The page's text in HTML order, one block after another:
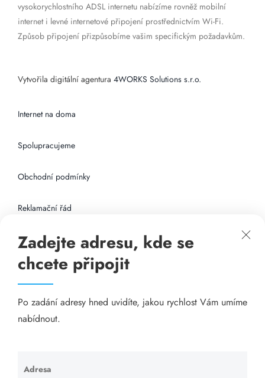
vysokorychlostního ADSL internetu nabízíme rovněž mobilní
internet i levné internetové připojení prostřednictvím Wi-Fi.
Způsob připojení přizpůsobíme vašim specifickým požadavkům.
Vytvořila digitální agentura 4WORKS Solutions s.r.o.
Internet na doma
Spolupracujeme
Obchodní podmínky
Reklamační řád
Připojení k internetu
Odkazy
Katalog A-seznam.cz
Visací zámky - TOKOZ
Zadejte adresu, kde se
chcete připojit
Po zadání adresy hned uvidíte, jakou rychlost Vám umíme
nabídnout.
Adresa
Ponechte